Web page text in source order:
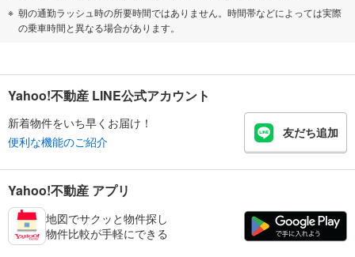
朝の通勤ラッシュ時の所要時間ではありません。時間帯などによっては実際
の乗車時間と異なる場合があります。
Yahoo!不動産 LINE公式アカウント
新着物件をいち早くお届け！
便利な機能のご紹介
友だち追加
Yahoo!不動産 アプリ
地図でサクッと物件探し
物件比較が手軽にできる